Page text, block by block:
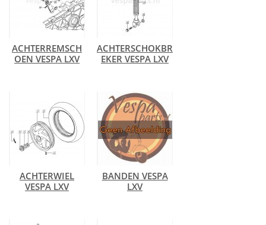
ACHTERREMSCH
OEN VESPA LXV
ACHTERSCHOKBR
EKER VESPA LXV
ACHTERWIEL
VESPA LXV
BANDEN VESPA
LXV